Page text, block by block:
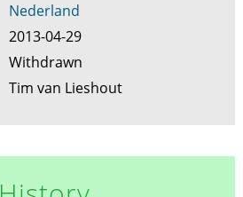
Nederland
2013-04-29
Withdrawn
Tim van Lieshout